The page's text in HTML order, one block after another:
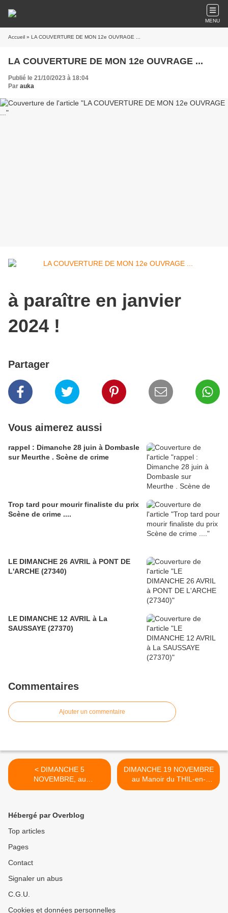
MENU
Accueil » LA COUVERTURE DE MON 12e OUVRAGE ...
LA COUVERTURE DE MON 12e OUVRAGE ...
Publié le 21/10/2023 à 18:04
Par auka
à paraître en janvier
2024 !
Partager
Vous aimerez aussi
rappel : Dimanche 28 juin à Dombasle
sur Meurthe . Scène de crime
Trop tard pour mourir finaliste du prix
Scène de crime ....
LE DIMANCHE 26 AVRIL à PONT DE
L'ARCHE (27340)
LE DIMANCHE 12 AVRIL à La
SAUSSAYE (27370)
Commentaires
Ajouter un commentaire
< DIMANCHE 5
NOVEMBRE, au
NEUBOURG (27110)
DIMANCHE 19 NOVEMBRE
au Manoir du THIL-en-
VEXIN (EURE) >
Hébergé par Overblog
Top articles
Pages
Contact
Signaler un abus
C.G.U.
Cookies et données personnelles